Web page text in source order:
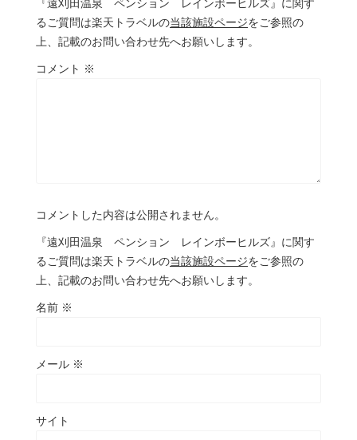
『遠刈田温泉 ペンション レインボーヒルズ』に関す
るご質問は楽天トラベルの当該施設ページをご参照の
上、記載のお問い合わせ先へお願いします。
コメント ※
コメントした内容は公開されません。
『遠刈田温泉 ペンション レインボーヒルズ』に関す
るご質問は楽天トラベルの当該施設ページをご参照の
上、記載のお問い合わせ先へお願いします。
名前 ※
メール ※
サイト